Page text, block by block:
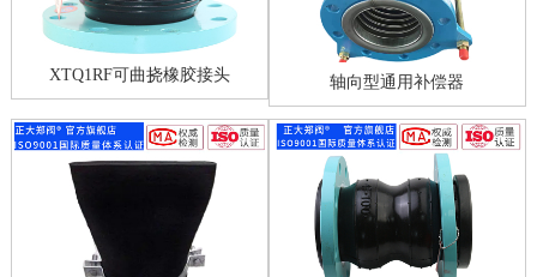
XTQ1RF可曲挠橡胶接头 轴向型通用补偿器